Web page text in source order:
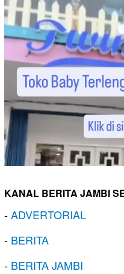
KANAL BERITA JAMBI
-ADVERTORIAL
- BERITA
- BERITA JAMBI